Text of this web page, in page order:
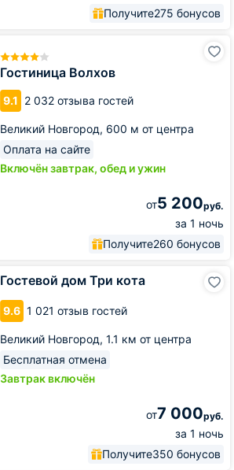
Получите275 бонусов
Гостиница Волхов
9.1 2 032 отзыва гостей
Великий Новгород, 600 м от центра
Оплата на сайте
Включён завтрак, обед и ужин
от5 200руб.
за 1 ночь
Получите260 бонусов
Гостевой дом Три кота
9.6 1 021 отзыв гостей
Великий Новгород, 1.1 км от центра
Бесплатная отмена
Завтрак включён
от7 000руб.
за 1 ночь
Получите350 бонусов